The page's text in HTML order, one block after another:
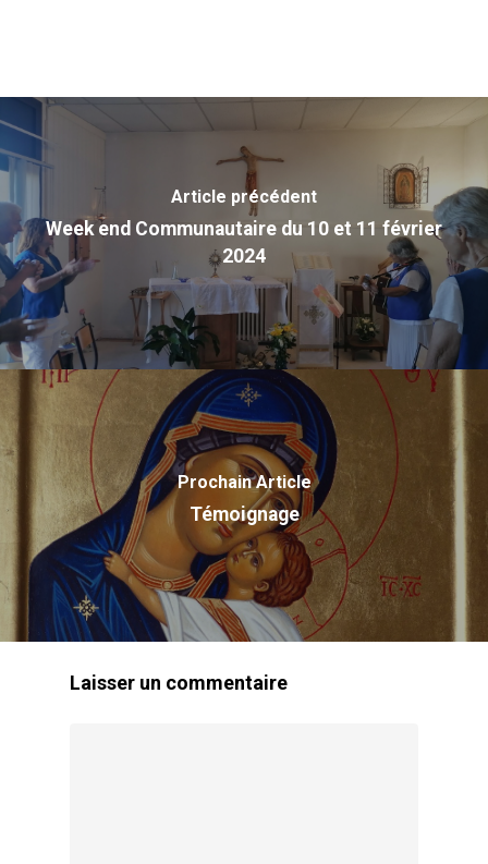
Article précédent
Week end Communautaire du 10 et 11 février
2024
Prochain Article
Témoignage
Laisser un commentaire
Accueil
Communauté
Historique
Charte
Nom
Vocation
Missions
Reconnaissance
Prière
Témoignages
Actualité
Photos
Contact